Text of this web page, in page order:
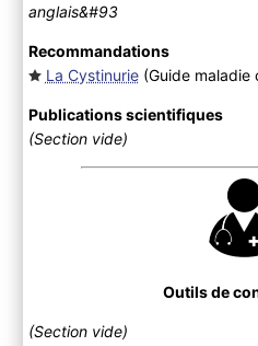
anglais&#93
Recommandations
La Cystinurie(Guide maladie
Publications scientifiques
(Section vide)
Outils de
(Section vide)